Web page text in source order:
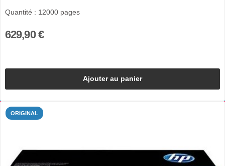
Quantité : 12000 pages
629,90 €
Ajouter au panier
ORIGINAL